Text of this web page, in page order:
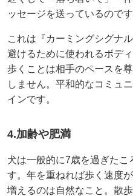
ッセージを送っているのです
これは『カーミングシグナ
避けるために使われるボデ
歩くことは相手のペースを
しません。平和的なコミュ
インです。
4.加齢や肥満
犬は一般的に7歳を過ぎたこ
す。年を重ねれば歩く速度
増えるのは自然なこと。散